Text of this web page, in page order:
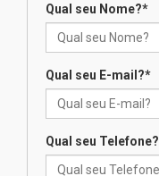
Qual seu Nome?*
Qual seu E-mail?*
Qual seu Telefone?